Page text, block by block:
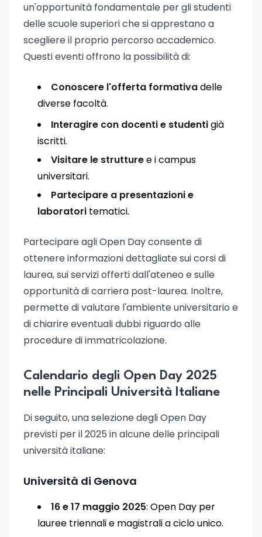
un'opportunità fondamentale per gli studenti
delle scuole superiori che si apprestano a
scegliere il proprio percorso accademico.
Questi eventi offrono la possibilità di:
Conoscere l'offerta formativadelle
diverse facoltà.
Interagire con docenti e studentigià
iscritti.
Visitare le strutturee i campus
universitari.
Partecipare a presentazioni e
laboratori tematici.
Partecipare agli Open Day consente di
ottenere informazioni dettagliate sui corsi di
laurea, sui servizi offerti dall'ateneo e sulle
opportunità di carriera post-laurea. Inoltre,
permette di valutare l'ambiente universitario e
di chiarire eventuali dubbi riguardo alle
procedure di immatricolazione.
Calendario degli Open Day 2025
nelle Principali Università Italiane
Di seguito, una selezione degli Open Day
previsti per il 2025 in alcune delle principali
università italiane:
Università di Genova
16 e 17 maggio 2025: Open Day per
lauree triennali e magistrali a ciclo unico.